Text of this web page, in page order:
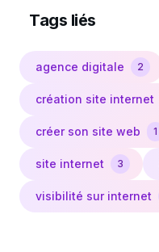
Tags liés
agence digitale 2
création site internet
créer son site web 1
site internet 3
visibilité sur internet